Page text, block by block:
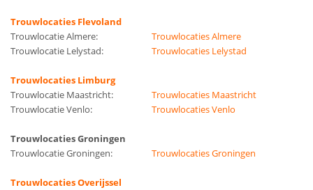
Trouwlocaties Flevoland
Trouwlocatie Almere:
Trouwlocaties Almere
Trouwlocatie Lelystad:
Trouwlocaties Lelystad
Trouwlocaties Limburg
Trouwlocatie Maastricht:
Trouwlocaties Maastricht
Trouwlocatie Venlo:
Trouwlocaties Venlo
Trouwlocaties Groningen
Trouwlocatie Groningen:
Trouwlocaties Groningen
Trouwlocaties Overijssel